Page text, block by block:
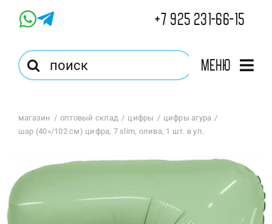
+7 925 231-66-15
Результат
поиска:
Меню
Магазин
магазин оптовый склад цифры
цифры агура
шар (40»/102 см) цифра, 7 slim, олива, 1 шт. в уп.